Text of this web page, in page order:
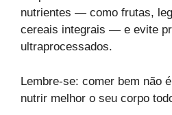
nutrientes — como frutas,
cereais integrais — e evite
ultraprocessados.
Lembre-se: comer bem não
nutrir melhor o seu corpo